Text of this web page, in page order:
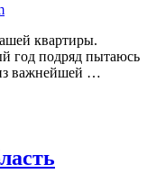
квартиры.
год подряд пытаюсь
важнейшей …